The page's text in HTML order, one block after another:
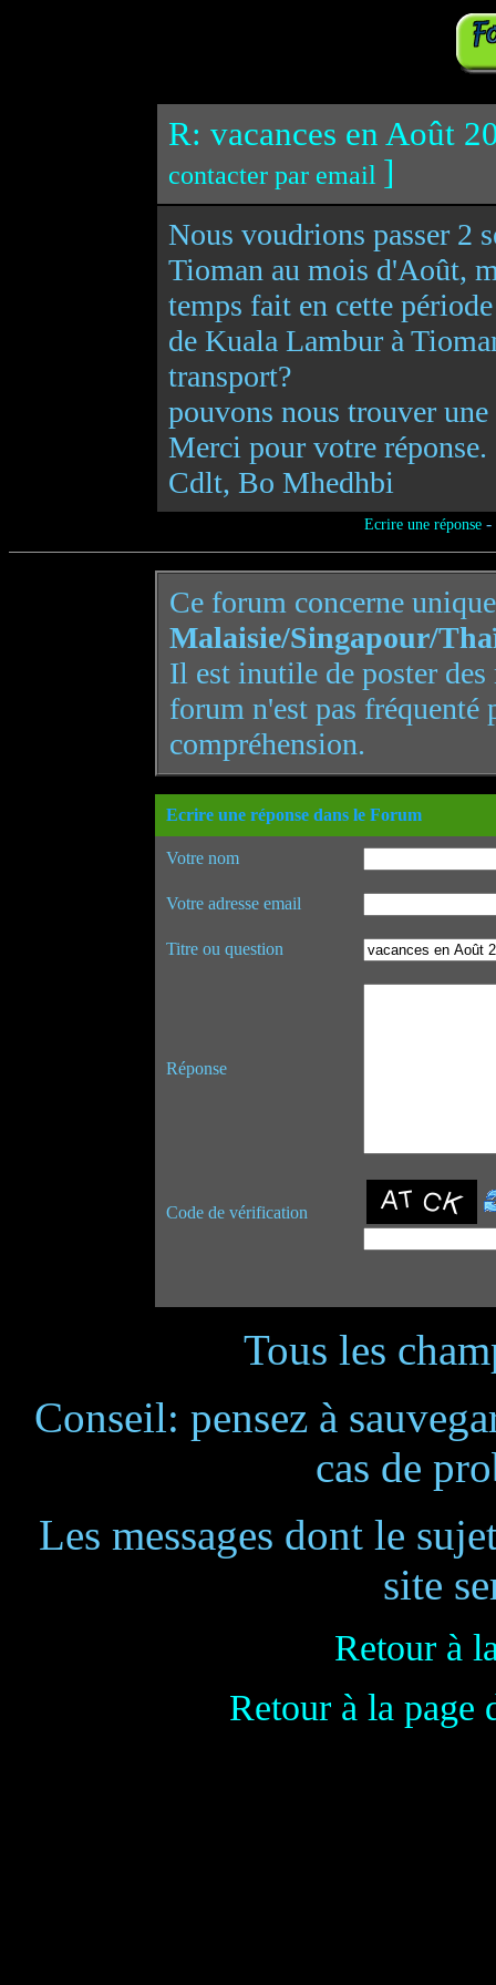
R: vacances en Août
contacter par email ]
Nous voudrions passer 2
Tioman au mois d'Août,
temps fait en cette
de Kuala Lambur à
transport?
pouvons nous trouver
Merci pour votre réponse.
Cdlt, Bo Mhedhbi
Ecrire une réponse-
Ce forum concerne
Malaisie/Singapour/
Il est inutile de poster
forum n'est pas
compréhension.
Ecrire une réponse dans le Forum
Votre nom
Votre adresse email
Titre ou question
Réponse
Code de vérification
Tous les
Conseil: pensez à
cas de
Les messages dont le
site
Retour à
Retour à la page